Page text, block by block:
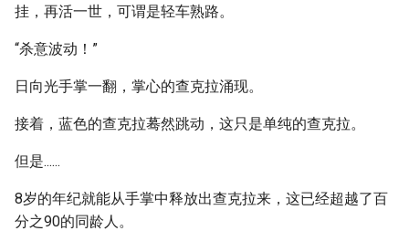
挂，再活一世，可谓是轻车熟路。
“杀意波动！”
日向光手掌一翻，掌心的查克拉涌现。
接着，蓝色的查克拉蓦然跳动，这只是单纯的查克拉。
但是......
8岁的年纪就能从手掌中释放出查克拉来，这已经超越了百
分之90的同龄人。